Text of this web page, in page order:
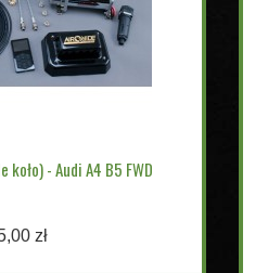
koło) - Audi A4 B5 FWD
zł